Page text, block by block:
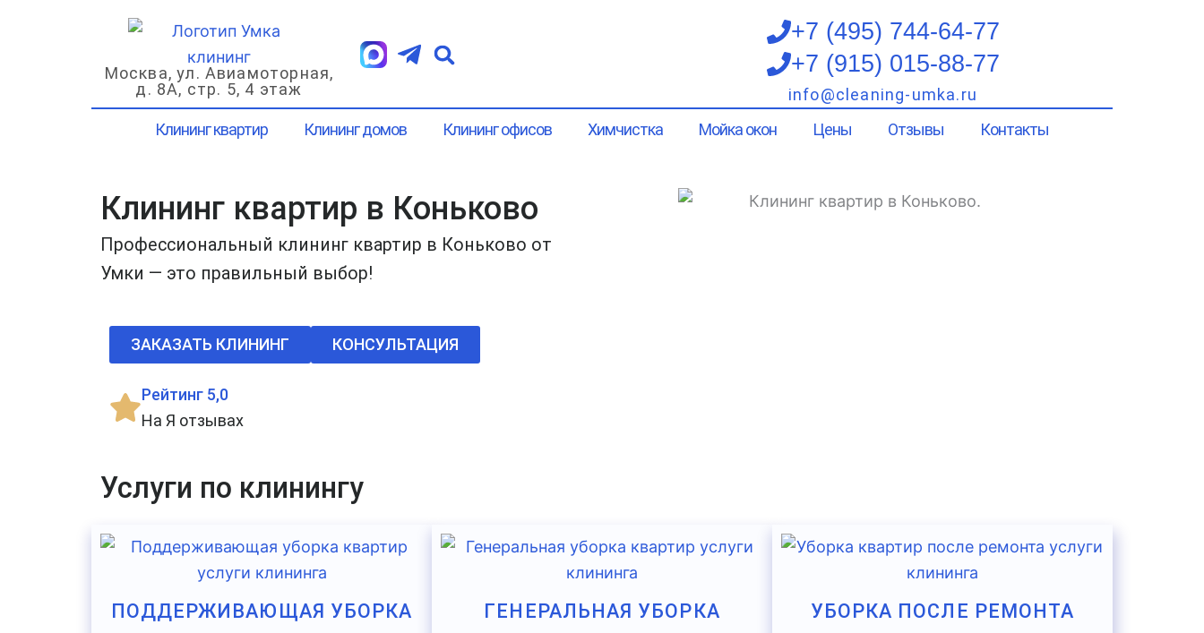
содержимомуМосква, ул. Авиамоторная,
д. 8А, стр. 5, 4 этаж
+7 (495) 744-64-77
+7 (915) 015-88-77
info@cleaning-umka.ru
Клининг квартир
Клининг домов Клининг офисов Химчистка Мойка окон Цены Отзывы Контакты
Клининг квартир в Коньково
Профессиональный клининг квартир в Коньково от
Умки — это правильный выбор!
ЗАКАЗАТЬ КЛИНИНГ КОНСУЛЬТАЦИЯ
Рейтинг 5,0
На Я отзывах
Услуги по клинингу
ПОДДЕРЖИВАЮЩАЯ УБОРКА
ГЕНЕРАЛЬНАЯ УБОРКА
УБОРКА ПОСЛЕ РЕМОНТА